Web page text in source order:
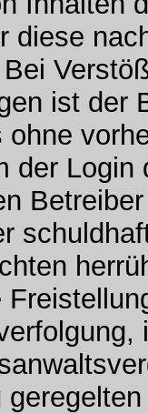
diese
ist der
der